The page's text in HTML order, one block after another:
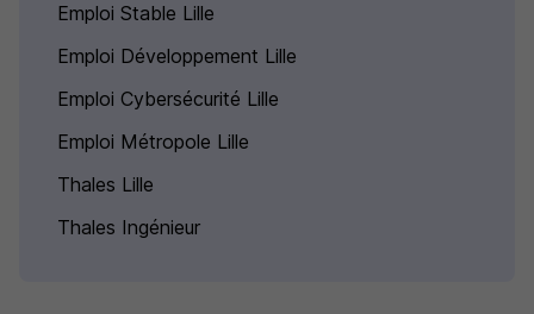
Emploi Stable Lille
Emploi Développement Lille
Emploi Cybersécurité Lille
Emploi Métropole Lille
Thales Lille
Thales Ingénieur